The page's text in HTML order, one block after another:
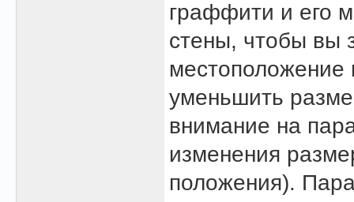
граффити и его
стены, чтобы вы
местоположение
уменьшить
внимание на
изменения
положения).